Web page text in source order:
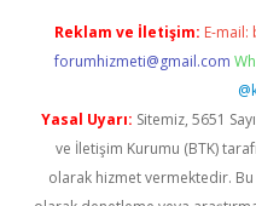
Reklam ve İletişim: E-mail:
forumhizmeti@gmail.com
Yasal Uyarı: Sitemiz, 5651
ve İletişim Kurumu (BTK)
olarak hizmet vermektedir.